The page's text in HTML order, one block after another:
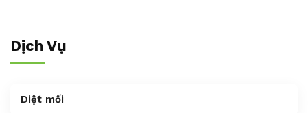
Dịch Vụ
Diệt mối